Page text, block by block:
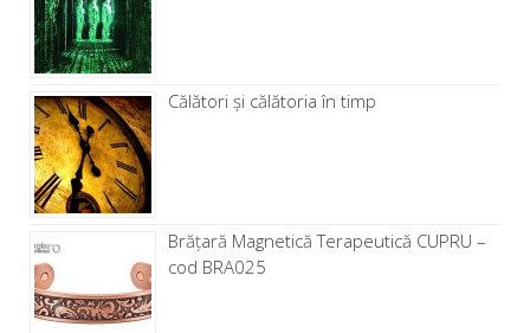
Călători și călătoria în timp
Brăţară Magnetică Terapeutică CUPRU –
cod BRA025